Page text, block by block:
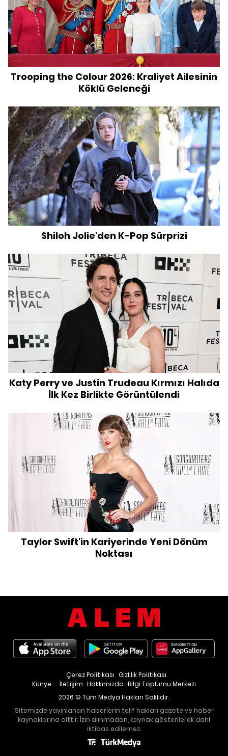
Trooping the Colour 2026: Kraliyet Ailesinin
Köklü Geleneği
Shiloh Jolie'den K-Pop Sürprizi
Katy Perry ve Justin Trudeau Kırmızı Halıda
İlk Kez Birlikte Görüntülendi
Taylor Swift'in Kariyerinde Yeni Dönüm
Noktası
Künye İletişim Hakkımızda Bilgi Toplumu Merkezi
Çerez Politikası Gizlilik Politikası
2026 © Tüm Medya Hakları Saklıdır.
Sitemizde yayınlanan haberlerin telif hakları gazete ve haber
kaynaklarına aittir. İzin alınmadan, kaynak gösterilerek dahi
iktibas edilemez.